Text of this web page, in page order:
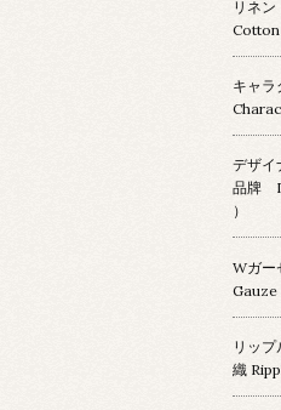
リネ
Cotton
キャ
デザイ
品牌
）
Wガ
Gauze
リッ
織